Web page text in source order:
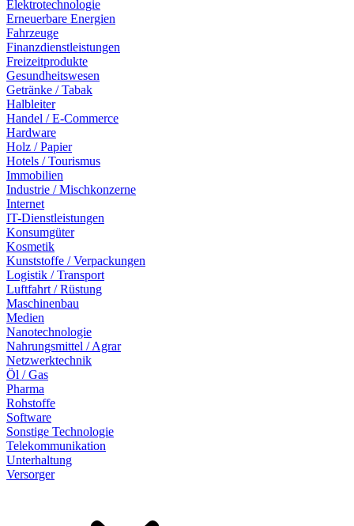
Elektrotechnologie
Erneuerbare Energien
Fahrzeuge
Finanzdienstleistungen
Freizeitprodukte
Gesundheitswesen
Getränke / Tabak
Halbleiter
Handel / E-Commerce
Hardware
Holz / Papier
Hotels / Tourismus
Immobilien
Industrie / Mischkonzerne
Internet
IT-Dienstleistungen
Konsumgüter
Kosmetik
Kunststoffe / Verpackungen
Logistik / Transport
Luftfahrt / Rüstung
Maschinenbau
Medien
Nanotechnologie
Nahrungsmittel / Agrar
Netzwerktechnik
Öl / Gas
Pharma
Rohstoffe
Software
Sonstige Technologie
Telekommunikation
Unterhaltung
Versorger